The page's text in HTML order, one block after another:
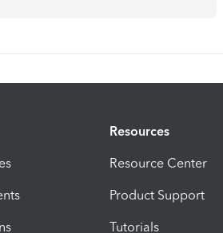
Resources
Resource Center
Product Support
Tutorials